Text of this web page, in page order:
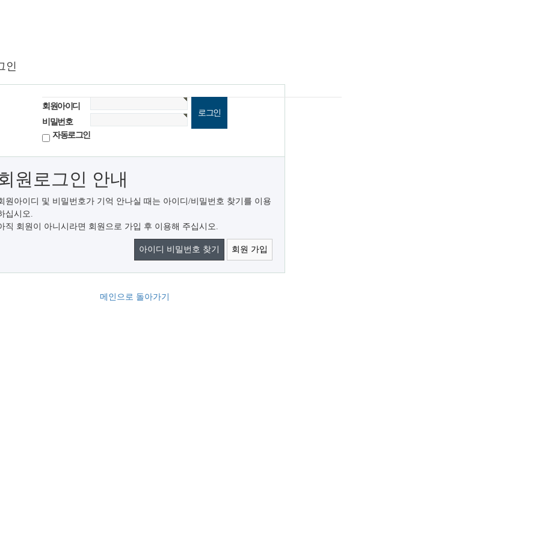
인
회원아이디
비밀번호
자동로그인
원로그인 안내
원아이디 및 비밀번호가 기억 안나실 때는 아이디/비밀번호 찾기를 이용
십시오.
직 회원이 아니시라면 회원으로 가입 후 이용해 주십시오.
아이디 비밀번호 찾기 회원 가입
메인으로 돌아가기